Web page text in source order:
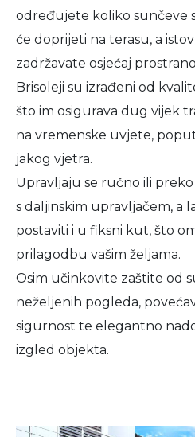
određujete koliko sunčeve
će doprijeti na terasu, a
zadržavate osjećaj
Brisoleji su izrađeni od
što im osigurava dug vijek
na vremenske uvjete,
jakog vjetra.
Upravljaju se ručno ili
s daljinskim upravljačem, a
postaviti i u fiksni kut, što
prilagodbu vašim željama.
Osim učinkovite zaštite od
neželjenih pogleda,
sigurnost te elegantno
izgled objekta.